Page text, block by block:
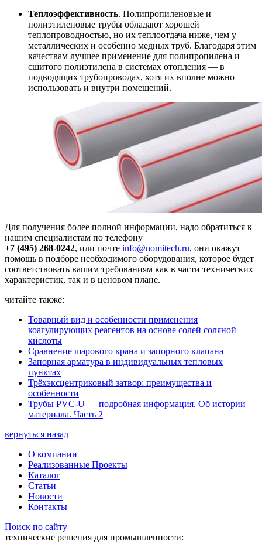
Теплоэффективность. Полипропиленовые и
полиэтиленовые трубы обладают хорошей
теплопроводностью, но их теплоотдача ниже, чем у
металлических и особенно медных труб. Благодаря этим
качествам лучшее применение для полипропилена и
сшитого полиэтилена в системах отопления — в
подводящих трубопроводах, хотя их вполне можно
использовать и внутри помещений.
Для получения более полной информации, надо обратиться к
нашим специалистам по телефону
+7 (495) 268-0242, или почте info@nomitech.ru, они окажут
помощь в подборе необходимого оборудования, которое будет
соответствовать вашим требованиям как в части технических
характеристик, так и в ценовом плане.
читайте также:
Товарный вид и особенности применения
коагулирующих реагентов на основе солей соляной
кислоты
Сравнение шарового крана и запорного клапана
Запорная арматура в индивидуальных тепловых
пунктах
Трёхэксцентриковый затвор: преимущества и
особенности
Трубы PVC-U — подробная информация. Об истории
материала. Часть 2
вернуться назад
О компании
Реализованные Проекты
Каталог
Статьи
Новости
Контакты
Поиск по сайту
технические решения для промышленности: